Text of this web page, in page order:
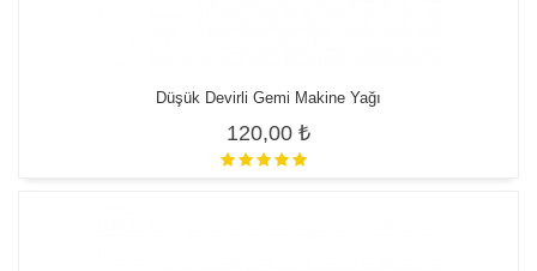
Düşük Devirli Gemi Makine Yağı
120,00 ₺